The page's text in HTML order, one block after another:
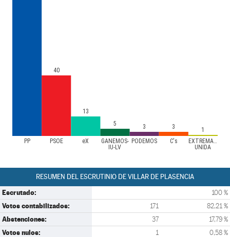
PP PSOE eX
GANEMOS-
IU-LV
PODEMOS C's
EXTREMADURA
UNIDA
40
13
5
3 3 1
RESUMEN DEL ESCRUTINIO DE VILLAR DE PLASENCIA
Escrutado: 100 %
Votos contabilizados: 171 82,21 %
Abstenciones: 37 17,79 %
Votos nulos: 1 0,58 %